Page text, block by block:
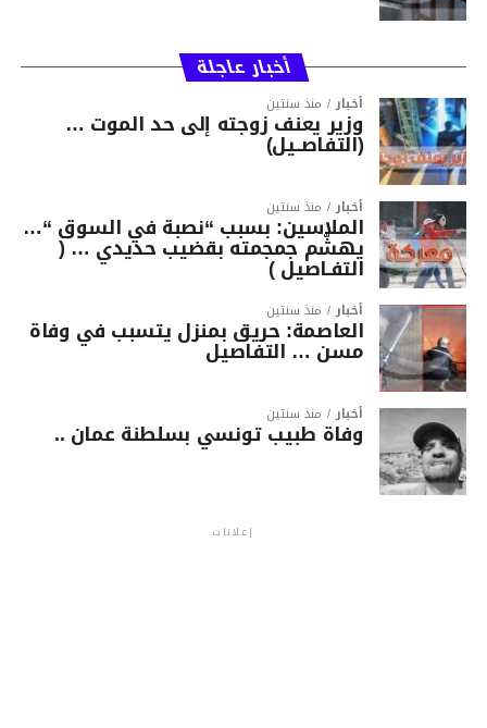
أخبار عاجلة
أخبار منذ سنتين
وزير يعنف زوجته إلى حد الموت …
(التفاصــيل)
أخبار منذ سنتين
الملاسين: بسبب “نصبة في السوق “…
يهشّم جمجمته بقضيب حديدي … (
التفـاصيل )
أخبار منذ سنتين
العاصمة: حريق بمنزل يتسبب في وفاة
مسن … التفاصيل
أخبار منذ سنتين
وفاة طبيب تونسي بسلطنة عمان ..
إعلانات